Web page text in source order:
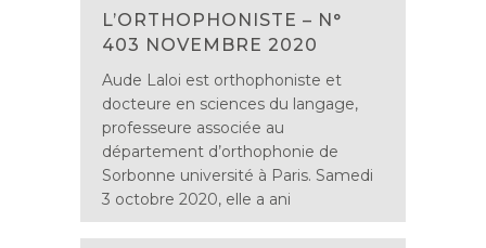
L’ORTHOPHONISTE – N°
403 NOVEMBRE 2020
Aude Laloi est orthophoniste et
docteure en sciences du langage,
professeure associée au
département d’orthophonie de
Sorbonne université à Paris. Samedi
3 octobre 2020, elle a ani